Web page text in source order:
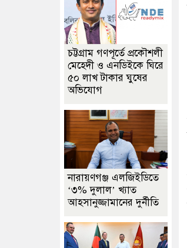
চট্টগ্রাম গণপূর্তে প্রকৌশলী
মেহেদী ও এনডিইকে ঘিরে
৫০ লাখ টাকার ঘুষের
অভিযোগ
নারায়ণগঞ্জ এলজিইডিতে
‘৩% দুলাল’ খ্যাত
আহসানুজ্জামানের দুর্নীতি